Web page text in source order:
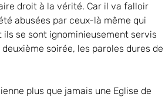
droit à la vérité. Car il va falloir
abusées par ceux-là même qui
ils se sont ignominieusement servis
deuxième soirée, les paroles dures de
plus que jamais une Eglise de